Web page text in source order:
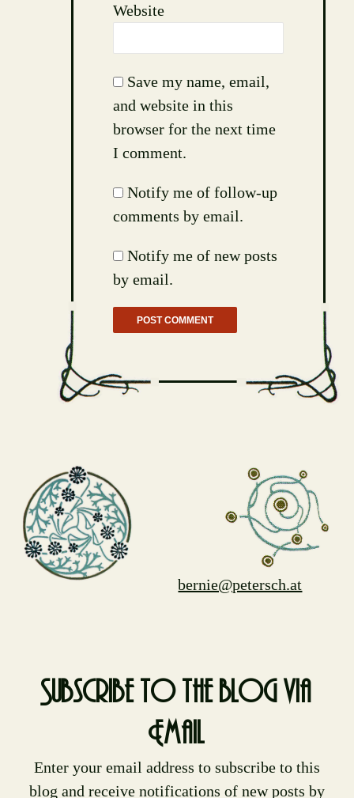
Website
Save my name, email,
and website in this
browser for the next time
I comment.
Notify me of follow-up
comments by email.
Notify me of new posts
by email.
bernie@petersch.at
Subscribe to the blog via
Email
Enter your email address to subscribe to this
blog and receive notifications of new posts by